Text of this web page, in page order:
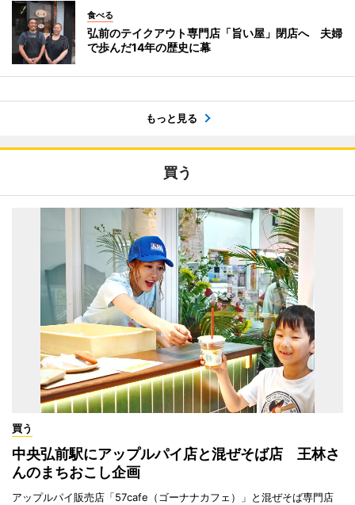
食べる
弘前のテイクアウト専門店「旨い屋」閉店へ 夫婦
で歩んだ14年の歴史に幕
もっと見る
買う
買う
中央弘前駅にアップルパイ店と混ぜそば店 王林さ
んのまちおこし企画
アップルパイ販売店「57cafe（ゴーナナカフェ）」と混ぜそば専門店